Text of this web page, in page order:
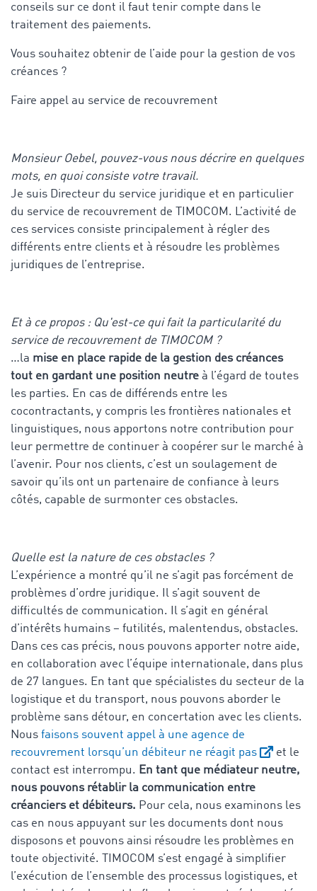
conseils sur ce dont il faut tenir compte dans le
traitement des paiements.
Vous souhaitez obtenir de l’aide pour la gestion de vos
créances ?
Faire appel au service de recouvrement
Monsieur Oebel, pouvez-vous nous décrire en quelques
mots, en quoi consiste votre travail.
Je suis Directeur du service juridique et en particulier
du service de recouvrement de TIMOCOM. L’activité de
ces services consiste principalement à régler des
différents entre clients et à résoudre les problèmes
juridiques de l’entreprise.
Et à ce propos : Qu'est-ce qui fait la particularité du
service de recouvrement de TIMOCOM ?
…la mise en place rapide de la gestion des créances
tout en gardant une position neutre à l’égard de toutes
les parties. En cas de différends entre les
cocontractants, y compris les frontières nationales et
linguistiques, nous apportons notre contribution pour
leur permettre de continuer à coopérer sur le marché à
l’avenir. Pour nos clients, c’est un soulagement de
savoir qu’ils ont un partenaire de confiance à leurs
côtés, capable de surmonter ces obstacles.
Quelle est la nature de ces obstacles ?
L’expérience a montré qu’il ne s’agit pas forcément de
problèmes d’ordre juridique. Il s’agit souvent de
difficultés de communication. Il s’agit en général
d’intérêts humains – futilités, malentendus, obstacles.
Dans ces cas précis, nous pouvons apporter notre aide,
en collaboration avec l’équipe internationale, dans plus
de 27 langues. En tant que spécialistes du secteur de la
logistique et du transport, nous pouvons aborder le
problème sans détour, en concertation avec les clients.
Nous faisons souvent appel à une agence de
recouvrement lorsqu’un débiteur ne réagit pas
et le
contact est interrompu. En tant que médiateur neutre,
nous pouvons rétablir la communication entre
créanciers et débiteurs. Pour cela, nous examinons les
cas en nous appuyant sur les documents dont nous
disposons et pouvons ainsi résoudre les problèmes en
toute objectivité. TIMOCOM s’est engagé à simplifier
l’exécution de l’ensemble des processus logistiques, et